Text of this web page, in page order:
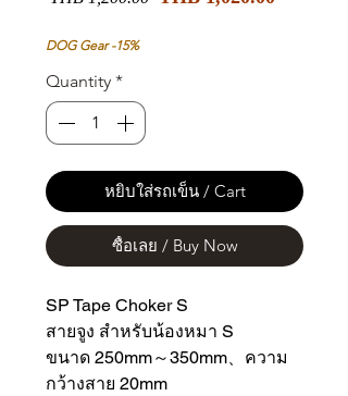
DOG Gear -15%
Quantity *
หยิบใส่รถเข็น / Cart
ซื้อเลย / Buy Now
SP Tape Choker S
สายจูง สำหรับน้องหมา S
ขนาด 250mm～350mm、ความ
กว้างสาย 20mm